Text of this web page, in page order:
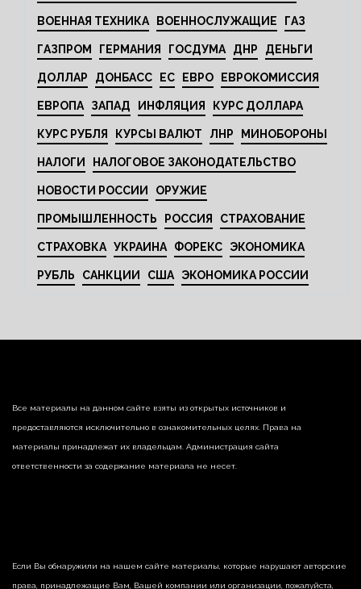
ВОЕННАЯ ТЕХНИКА ВОЕННОСЛУЖАЩИЕ ГАЗ
ГАЗПРОМ ГЕРМАНИЯ ГОСДУМА ДНР ДЕНЬГИ
ДОЛЛАР ДОНБАСС ЕС ЕВРО ЕВРОКОМИССИЯ
ЕВРОПА ЗАПАД ИНФЛЯЦИЯ КУРС ДОЛЛАРА
КУРС РУБЛЯ КУРСЫ ВАЛЮТ ЛНР МИНОБОРОНЫ
НАЛОГИ НАЛОГОВОЕ ЗАКОНОДАТЕЛЬСТВО
НОВОСТИ РОССИИ ОРУЖИЕ
ПРОМЫШЛЕННОСТЬ РОССИЯ СТРАХОВАНИЕ
СТРАХОВКА УКРАИНА ФОРЕКС ЭКОНОМИКА
РУБЛЬ САНКЦИИ США ЭКОНОМИКА РОССИИ
Все материалы на данном сайте взяты из открытых источников и
предоставляются исключительно в ознакомительных целях. Права на
материалы принадлежат их владельцам. Администрация сайта
ответственности за содержание материала не несет.
Если Вы обнаружили на нашем сайте материалы, которые нарушают авторские
права, принадлежащие Вам, Вашей компании или организации, пожалуйста,